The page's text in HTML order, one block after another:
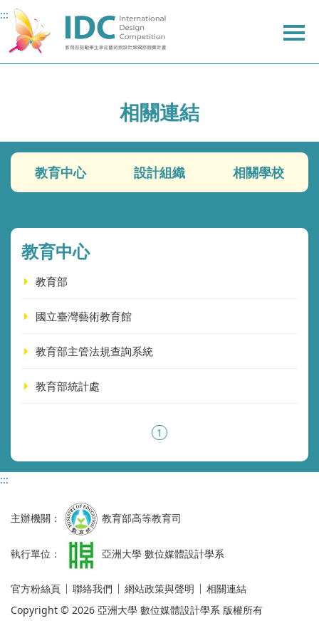
主
要
內
::: 主
要
內
上
方
選
相關連結
教育中心 設計組織 相關學校
教育中心
教育部
國立臺灣藝術教育館
教育部主管法規查詢系統
教育部統計處
1
:::
主辦機關： 教育部高等教育司
執行單位： 亞洲大學 數位媒體設計學系
官方粉絲頁 聯絡我們 網站政策與聲明
相關連結
Copyright © 2026 亞洲大學 數位媒體設計學系 版權所有